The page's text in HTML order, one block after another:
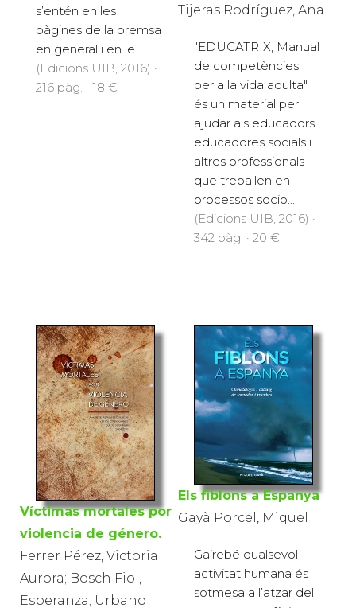
s’entén en les
pàgines de la premsa
en general i en le...
(Edicions UIB, 2016) ·
216 pàg. · 18 €
Tijeras Rodríguez, Ana
"EDUCATRIX, Manual
de competències
per a la vida adulta"
és un material per
ajudar als educadors i
educadores socials i
altres professionals
que treballen en
processos socio...
(Edicions UIB, 2016) ·
342 pàg. · 20 €
Víctimas mortales por
violencia de género.
Ferrer Pérez, Victoria
Aurora; Bosch Fiol,
Esperanza; Urbano
Els fiblons a Espanya
Gayà Porcel, Miquel
Gairebé qualsevol
activitat humana és
sotmesa a l’atzar del